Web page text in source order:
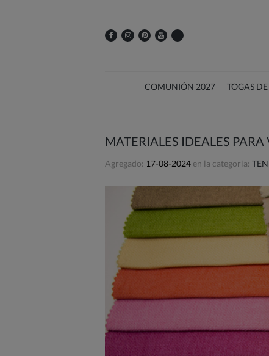
COMUNIÓN 2027 TOGAS
MATERIALES IDEALES
Agregado: 17-08-2024 en la categoría: